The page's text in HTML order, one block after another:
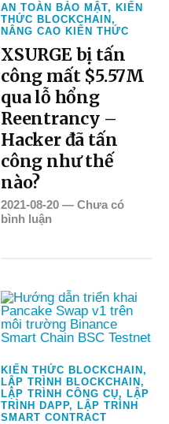
AN TOÀN BẢO MẬT,KIẾN
THỨC BLOCKCHAIN,
NÂNG CAO KIẾN THỨC
XSURGE bị tấn
công mất $5.57M
qua lỗ hổng
Reentrancy –
Hacker đã tấn
công như thế
nào?
2021-08-20 —Chưa có
bình luận
KIẾN THỨC BLOCKCHAIN,
LẬP TRÌNH BLOCKCHAIN,
LẬP TRÌNH CÔNG CỤ,LẬP
TRÌNH DAPP,LẬP TRÌNH
SMART CONTRACT